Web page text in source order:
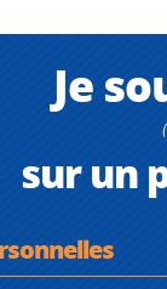
Je
sur un